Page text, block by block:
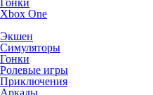
Гонки
Xbox One
Экшен
Симуляторы
Гонки
Ролевые игры
Приключения
Аркады